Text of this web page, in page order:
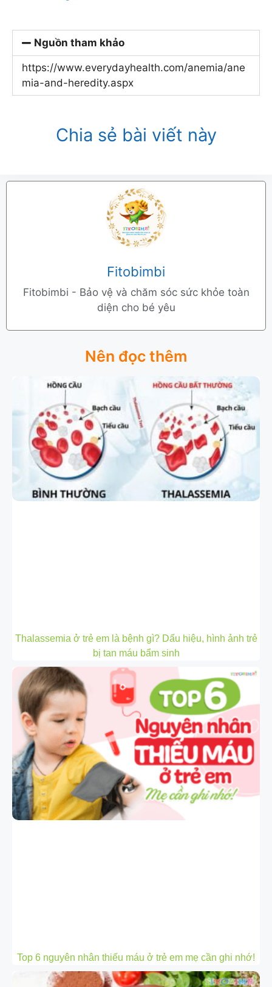
Nguồn tham khảo
https://www.everydayhealth.com/anemia/ane
mia-and-heredity.aspx
Chia sẻ bài viết này
Fitobimbi
Fitobimbi - Bảo vệ và chăm sóc sức khỏe toàn
diện cho bé yêu
Nên đọc thêm
Thalassemia ở trẻ em là bệnh gì? Dấu hiệu, hình ảnh trẻ
bị tan máu bẩm sinh
Top 6 nguyên nhân thiếu máu ở trẻ em mẹ cần ghi nhớ!